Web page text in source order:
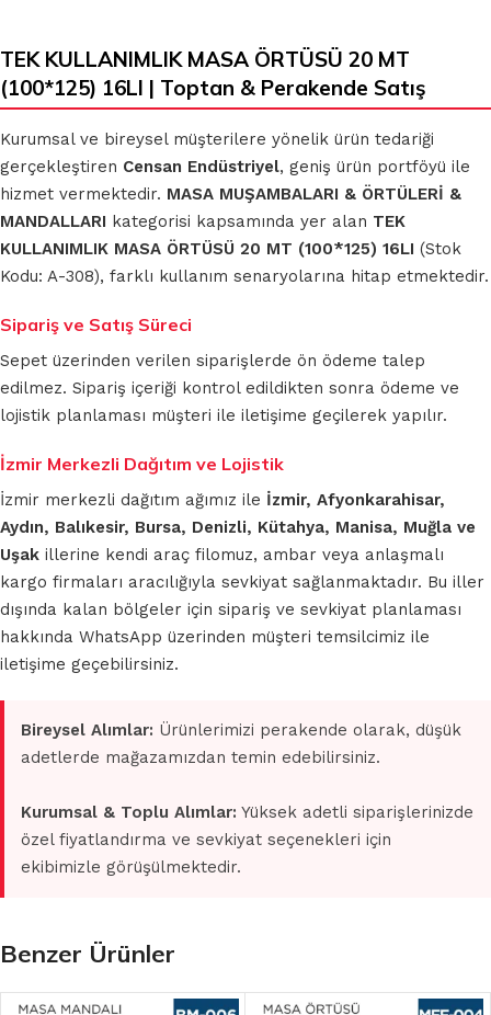
TEK KULLANIMLIK MASA ÖRTÜSÜ 20 MT
(100*125) 16LI | Toptan & Perakende Satış
Kurumsal ve bireysel müşterilere yönelik ürün tedariği
gerçekleştiren Censan Endüstriyel, geniş ürün portföyü ile
hizmet vermektedir. MASA MUŞAMBALARI & ÖRTÜLERİ &
MANDALLARI kategorisi kapsamında yer alan TEK
KULLANIMLIK MASA ÖRTÜSÜ 20 MT (100*125) 16LI (Stok
Kodu: A-308), farklı kullanım senaryolarına hitap etmektedir.
Sipariş ve Satış Süreci
Sepet üzerinden verilen siparişlerde ön ödeme talep
edilmez. Sipariş içeriği kontrol edildikten sonra ödeme ve
lojistik planlaması müşteri ile iletişime geçilerek yapılır.
İzmir Merkezli Dağıtım ve Lojistik
İzmir merkezli dağıtım ağımız ile İzmir, Afyonkarahisar,
Aydın, Balıkesir, Bursa, Denizli, Kütahya, Manisa, Muğla ve
Uşak illerine kendi araç filomuz, ambar veya anlaşmalı
kargo firmaları aracılığıyla sevkiyat sağlanmaktadır. Bu iller
dışında kalan bölgeler için sipariş ve sevkiyat planlaması
hakkında WhatsApp üzerinden müşteri temsilcimiz ile
iletişime geçebilirsiniz.
Bireysel Alımlar: Ürünlerimizi perakende olarak, düşük
adetlerde mağazamızdan temin edebilirsiniz.
Kurumsal & Toplu Alımlar: Yüksek adetli siparişlerinizde
özel fiyatlandırma ve sevkiyat seçenekleri için
ekibimizle görüşülmektedir.
Benzer Ürünler